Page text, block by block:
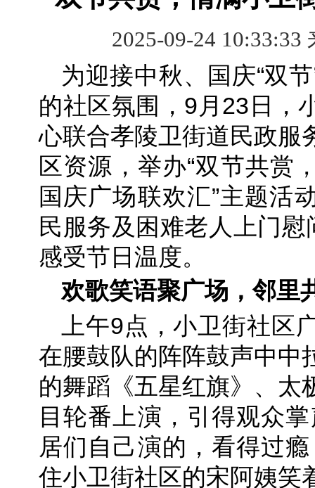
2025-09-24 10:33:33
为迎接中秋、国庆“双
的社区氛围，9月23日，
心联合孝陵卫街道民政服
区资源，举办“双节共
国庆广场联欢汇”主题活
民服务及困难老人上门慰
感受节日温度。
欢歌笑语聚广场，邻里
上午9点，小卫街社区
在腰鼓队的阵阵鼓声中中
的舞蹈《五星红旗》、太
目轮番上演，引得观众
居们自己演的，看得过
住小卫街社区的宋阿姨笑